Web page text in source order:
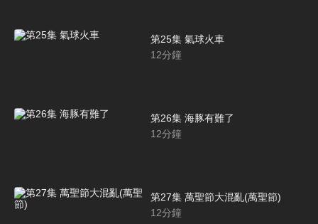
第25集 氣球火車
12分鐘
第26集 海豚有難了
12分鐘
第27集 萬聖節大混亂(萬聖節)
12分鐘